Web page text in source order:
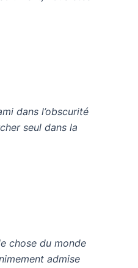
dans l’obscurité
seul dans la
chose du monde
admise